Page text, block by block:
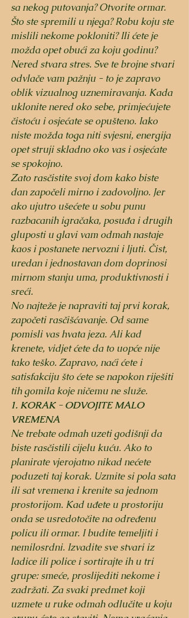
sa nekog putovanja? Otvorite ormar.
Što ste spremili u njega? Robu koju ste
mislili nekome pokloniti? Ili ćete je
možda opet obući za koju godinu?
Nered stvara stres. Sve te brojne stvari
odvlače vam pažnju - to je zapravo
oblik vizualnog uznemiravanja. Kada
uklonite nered oko sebe, primjećujete
čistoću i osjećate se opušteno. Iako
niste možda toga niti svjesni, energija
opet struji skladno oko vas i osjećate
se spokojno.
Zato rasčistite svoj dom kako biste
dan započeli mirno i zadovoljno. Jer
ako ujutro ušećete u sobu punu
razbacanih igračaka, posuđa i drugih
gluposti u glavi vam odmah nastaje
kaos i postanete nervozni i ljuti. Čist,
uredan i jednostavan dom doprinosi
mirnom stanju uma, produktivnosti i
sreći.
No najteže je napraviti taj prvi korak,
započeti rasčišćavanje. Od same
pomisli vas hvata jeza. Ali kad
krenete, vidjet ćete da to uopće nije
tako teško. Zapravo, naći ćete i
satisfakciju što ćete se napokon riješiti
tih gomila koje ničemu ne služe.
1. KORAK - ODVOJITE MALO
VREMENA
Ne trebate odmah uzeti godišnji da
biste rasčistili cijelu kuću. Ako to
planirate vjerojatno nikad nećete
poduzeti taj korak. Uzmite si pola sata
ili sat vremena i krenite sa jednom
prostorijom. Kad uđete u prostoriju
onda se usredotočite na određenu
policu ili ormar. I budite temeljiti i
nemilosrdni. Izvadite sve stvari iz
ladice ili police i sortirajte ih u tri
grupe: smeće, proslijediti nekome i
zadržati. Za svaki predmet koji
uzmete u ruke odmah odlučite u koju